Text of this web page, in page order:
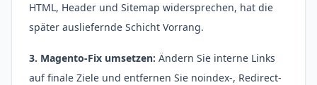
HTML, Header und Sitemap widersprechen, hat die
später ausliefernde Schicht Vorrang.
3. Magento-Fix umsetzen: Ändern Sie interne Links
auf finale Ziele und entfernen Sie noindex-, Redirect-